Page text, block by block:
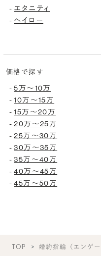
- エタニティ
- ヘイロー
価格で探す
-5万〜10万
-10万〜15万
-15万〜20万
-20万〜25万
-25万〜30万
-30万〜35万
-35万〜40万
-40万〜45万
-45万〜50万
TOP 婚約指輪（エンゲ